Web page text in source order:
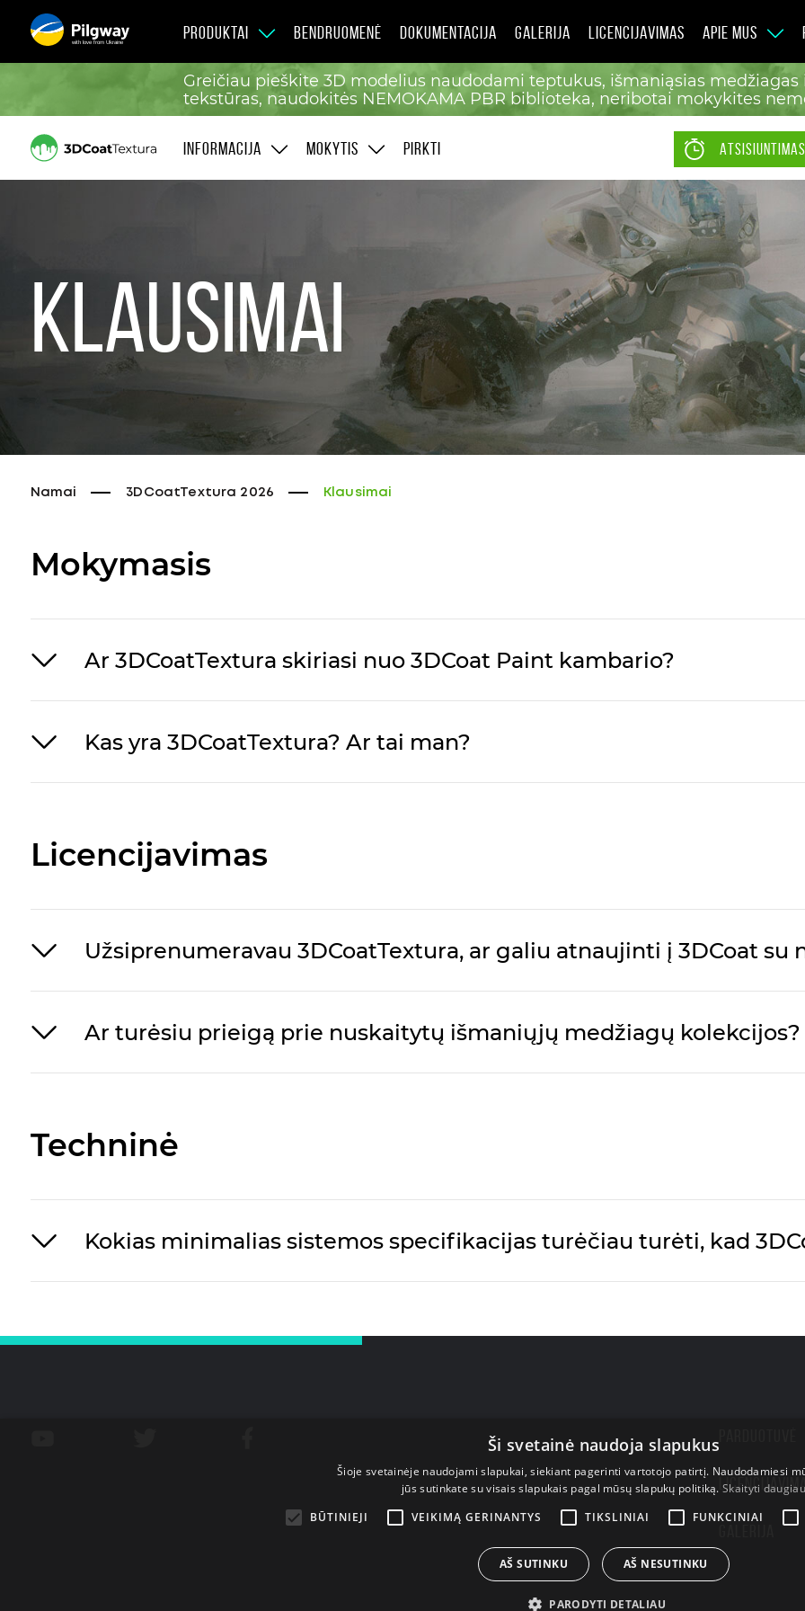
with love from Ukraine
PRODUKTAI BENDRUOMENĖ DOKUMENTACIJA GALERIJA LICENCIJAVIMAS APIE MUS
Greičiau pieškite 3D modelius naudodami teptukus, išmaniąsias
tekstūras, naudokitės NEMOKAMA PBR biblioteka, neribotai mokykites
INFORMACIJA MOKYTIS PIRKTI
Klausimai
Namai 3DCoatTextura 2026 Klausimai
Mokymasis
Ar 3DCoatTextura skiriasi nuo 3DCoat Paint kambario?
Kas yra 3DCoatTextura? Ar tai man?
Licencijavimas
Užsiprenumeravau 3DCoatTextura, ar galiu atnaujinti į 3DCoat su
Ar turėsiu prieigą prie nuskaitytų išmaniųjų medžiagų kolekcijos?
Techninė
Kokias minimalias sistemos specifikacijas turėčiau turėti, kad
LICENCIJAVIMAS
Ši svetainė naudoja slapukus
Šioje svetainėje naudojami slapukai, siekiant pagerinti vartotojo patirtį. Naudodamiesi
jūs sutinkate su visais slapukais pagal mūsų slapukų politiką. Skaityti daugiau
BŪTINIEJI
VEIKIMĄ GERINANTYS TIKSLINIAI FUNKCINIAI
AŠ SUTINKU AŠ NESUTINKU
PARODYTI DETALIAU